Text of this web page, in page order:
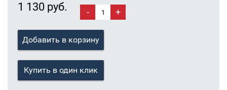
1 130 руб. - +
Добавить в корзину
Купить в один клик